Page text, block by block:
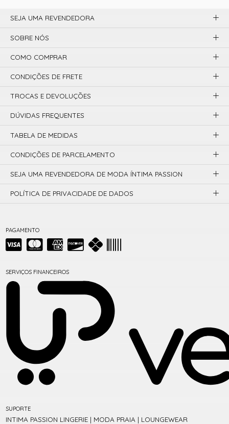
PAGAMENTO
SERVIÇOS FINANCEIROS
SUPORTE
INTIMA PASSION LINGERIE | MODA PRAIA | LOUNGEWEAR
SEJA UMA REVENDEDORA
SOBRE NÓS
COMO COMPRAR
CONDIÇÕES DE FRETE
TROCAS E DEVOLUÇÕES
DÚVIDAS FREQUENTES
TABELA DE MEDIDAS
CONDIÇÕES DE PARCELAMENTO
SEJA UMA REVENDEDORA DE MODA ÍNTIMA PASSION
POLÍTICA DE PRIVACIDADE DE DADOS